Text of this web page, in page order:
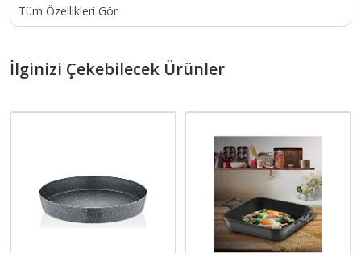
Tüm Özellikleri Gör
İlginizi Çekebilecek Ürünler